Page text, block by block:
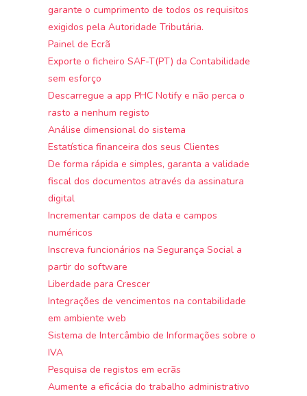
garante o cumprimento de todos os requisitos
exigidos pela Autoridade Tributária.
Painel de Ecrã
Exporte o ficheiro SAF-T(PT) da Contabilidade
sem esforço
Descarregue a app PHC Notify e não perca o
rasto a nenhum registo
Análise dimensional do sistema
Estatística financeira dos seus Clientes
De forma rápida e simples, garanta a validade
fiscal dos documentos através da assinatura
digital
Incrementar campos de data e campos
numéricos
Inscreva funcionários na Segurança Social a
partir do software
Liberdade para Crescer
Integrações de vencimentos na contabilidade
em ambiente web
Sistema de Intercâmbio de Informações sobre o
IVA
Pesquisa de registos em ecrãs
Aumente a eficácia do trabalho administrativo